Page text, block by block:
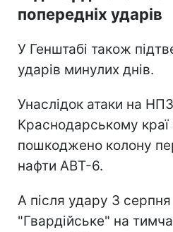
попередніх ударів
У Генштабі також
ударів минулих днів.
Унаслідок атаки на
Краснодарському
пошкоджено колону
нафти АВТ-6.
А після удару 3
"Гвардійське" на